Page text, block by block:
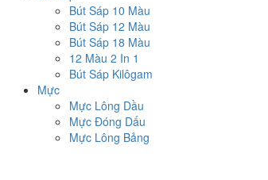
Bút Sáp 10 Màu
Bút Sáp 12 Màu
Bút Sáp 18 Màu
12 Màu 2 In 1
Bút Sáp Kilôgam
Mực
Mực Lông Dầu
Mực Đóng Dấu
Mực Lông Bảng